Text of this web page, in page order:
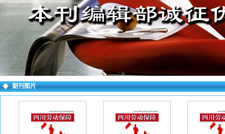
晰，
（两
简
话）
多投
要
期刊图片